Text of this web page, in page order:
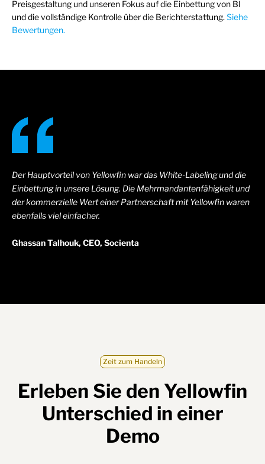
Preisgestaltung und unseren Fokus auf die Einbettung von BI
und die vollständige Kontrolle über die Berichterstattung. Siehe
Bewertungen.
Der Hauptvorteil von Yellowfin war das White-Labeling und die
Einbettung in unsere Lösung. Die Mehrmandantenfähigkeit und
der kommerzielle Wert einer Partnerschaft mit Yellowfin waren
ebenfalls viel einfacher.
Ghassan Talhouk, CEO, Socienta
Zeit zum Handeln
Erleben Sie den Yellowfin
Unterschied in einer
Demo